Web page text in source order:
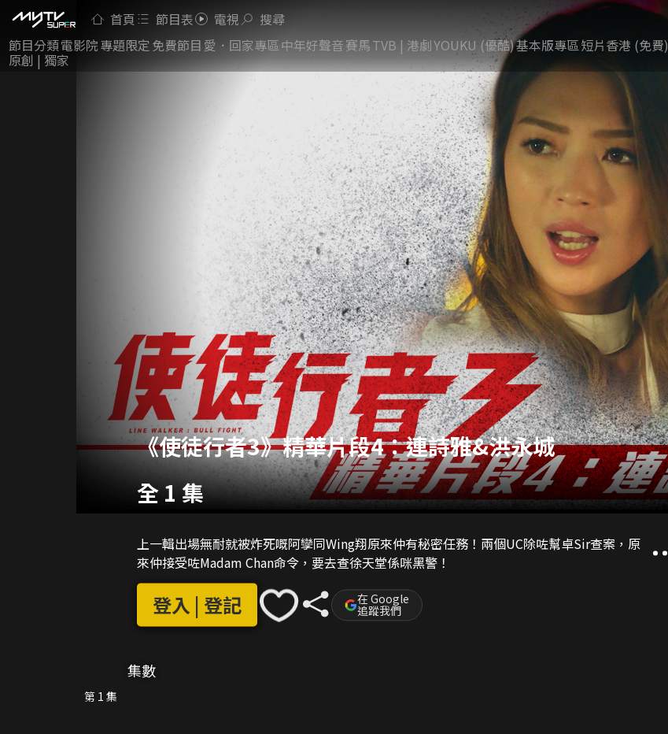
首頁 節目表 電視 搜尋
節目分類電影院專題限定 免費節目 愛．回家專區中年好聲音賽馬TVB | 港劇YOUKU (優酷)基本版專區短片香港 (免費)
原創 | 獨家
《使徒行者3》精華片段4：連詩雅&洪永城
全 1 集
上一輯出場無耐就被炸死嘅阿孿同Wing翔原來仲有秘密任務！兩個UC除咗幫卓Sir查案，原
來仲接受咗Madam Chan命令，要去查徐天堂係咪黑警！
登入 | 登記 在 Google
追蹤我們
集數
第 1 集